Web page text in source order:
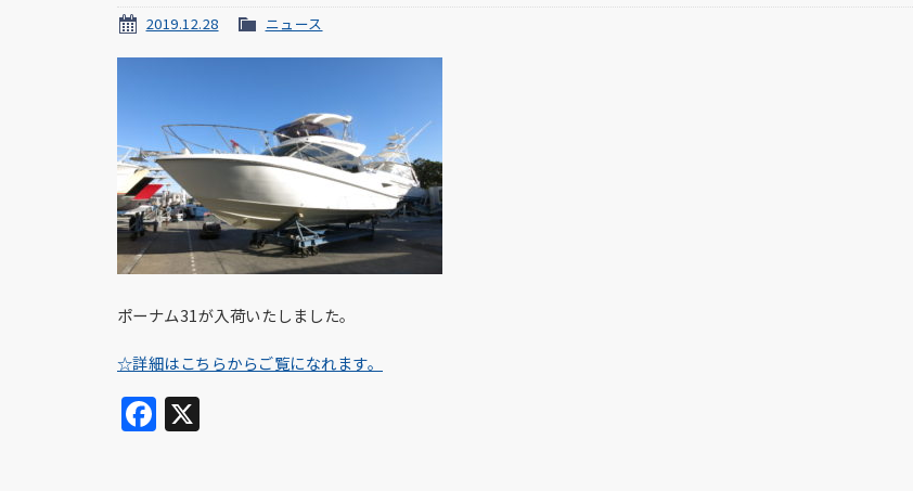
2019.12.28 ニュース
ポーナム31が入荷いたしました。
☆詳細はこちらからご覧になれます。
Facebook
X